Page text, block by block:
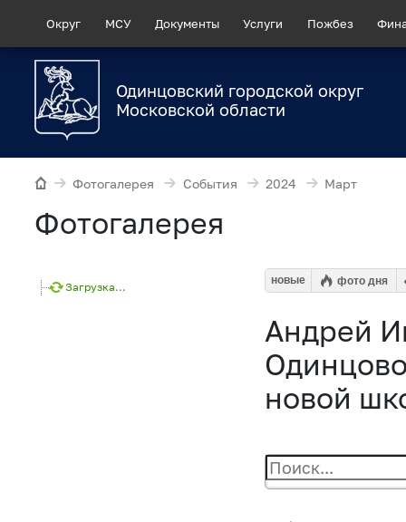
Округ МСУ Документы Услуги Пожбез
Одинцовский городской округ
Московской области
Фотогалерея События 2024 Март
Фотогалерея
Загрузка...
новые фото дня
Андрей
новой